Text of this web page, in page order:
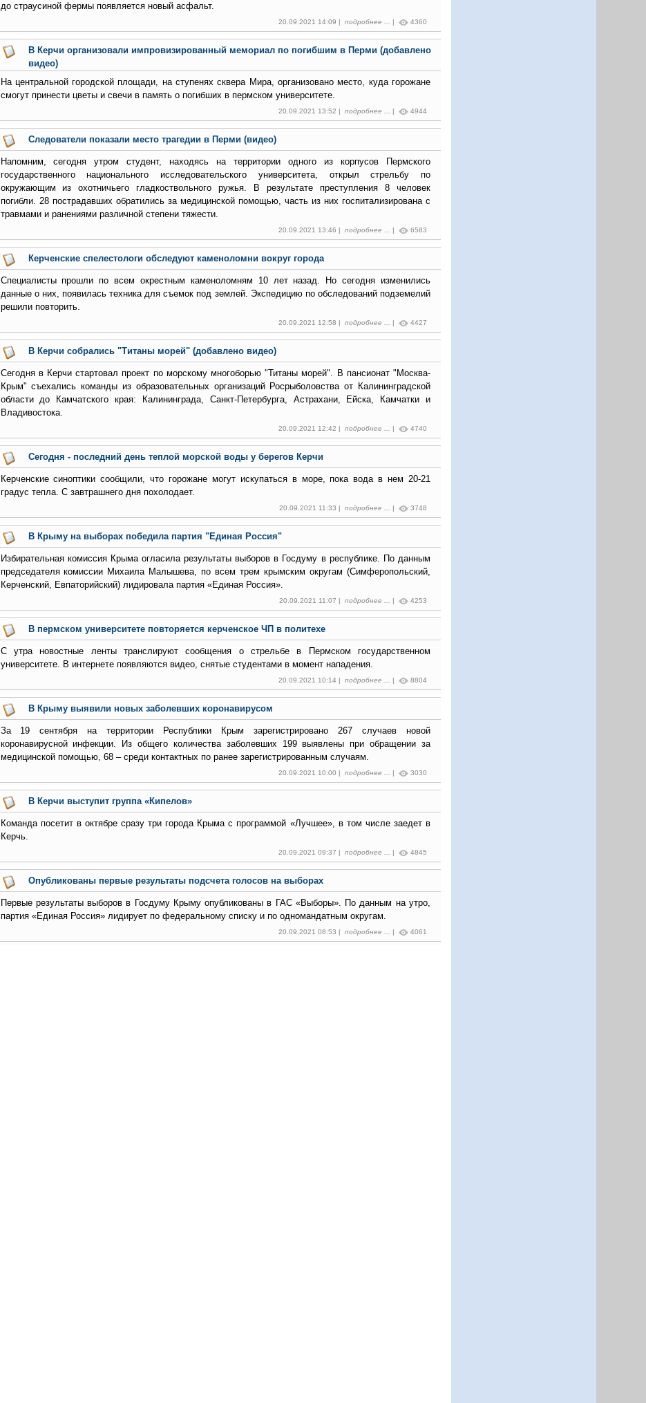
до страусиной фермы появляется новый асфальт.
20.09.2021 14:09 | подробнее ... | 4360
В Керчи организовали импровизированный мемориал по погибшим в Перми (добавлено
видео)
На центральной городской площади, на ступенях сквера Мира, организовано место, куда горожане
смогут принести цветы и свечи в память о погибших в пермском университете.
20.09.2021 13:52 | подробнее ... | 4944
Следователи показали место трагедии в Перми (видео)
Напомним, сегодня утром студент, находясь на территории одного из корпусов Пермского
государственного национального исследовательского университета, открыл стрельбу по
окружающим из охотничьего гладкоствольного ружья. В результате преступления 8 человек
погибли. 28 пострадавших обратились за медицинской помощью, часть из них госпитализирована с
травмами и ранениями различной степени тяжести.
20.09.2021 13:46 | подробнее ... | 6583
Керченские спелестологи обследуют каменоломни вокруг города
Специалисты прошли по всем окрестным каменоломням 10 лет назад. Но сегодня изменились
данные о них, появилась техника для съемок под землей. Экспедицию по обследований подземелий
решили повторить.
20.09.2021 12:58 | подробнее ... | 4427
В Керчи собрались "Титаны морей" (добавлено видео)
Сегодня в Керчи стартовал проект по морскому многоборью "Титаны морей". В пансионат "Москва-
Крым" съехались команды из образовательных организаций Росрыболовства от Калининградской
области до Камчатского края: Калининграда, Санкт-Петербурга, Астрахани, Ейска, Камчатки и
Владивостока.
20.09.2021 12:42 | подробнее ... | 4740
Сегодня - последний день теплой морской воды у берегов Керчи
Керченские синоптики сообщили, что горожане могут искупаться в море, пока вода в нем 20-21
градус тепла. С завтрашнего дня похолодает.
20.09.2021 11:33 | подробнее ... | 3748
В Крыму на выборах победила партия "Единая Россия"
Избирательная комиссия Крыма огласила результаты выборов в Госдуму в республике. По данным
председателя комиссии Михаила Малышева, по всем трем крымским округам (Симферопольский,
Керченский, Евпаторийский) лидировала партия «Единая Россия».
20.09.2021 11:07 | подробнее ... | 4253
В пермском университете повторяется керченское ЧП в политехе
С утра новостные ленты транслируют сообщения о стрельбе в Пермском государственном
университете. В интернете появляются видео, снятые студентами в момент нападения.
20.09.2021 10:14 | подробнее ... | 8804
В Крыму выявили новых заболевших коронавирусом
За 19 сентября на территории Республики Крым зарегистрировано 267 случаев новой
коронавирусной инфекции. Из общего количества заболевших 199 выявлены при обращении за
медицинской помощью, 68 – среди контактных по ранее зарегистрированным случаям.
20.09.2021 10:00 | подробнее ... | 3030
В Керчи выступит группа «Кипелов»
Команда посетит в октябре сразу три города Крыма с программой «Лучшее», в том числе заедет в
Керчь.
20.09.2021 09:37 | подробнее ... | 4845
Опубликованы первые результаты подсчета голосов на выборах
Первые результаты выборов в Госдуму Крыму опубликованы в ГАС «Выборы». По данным на утро,
партия «Единая Россия» лидирует по федеральному списку и по одномандатным округам.
20.09.2021 08:53 | подробнее ... | 4061